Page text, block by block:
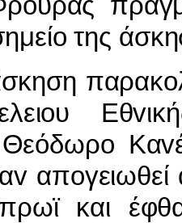
της
και